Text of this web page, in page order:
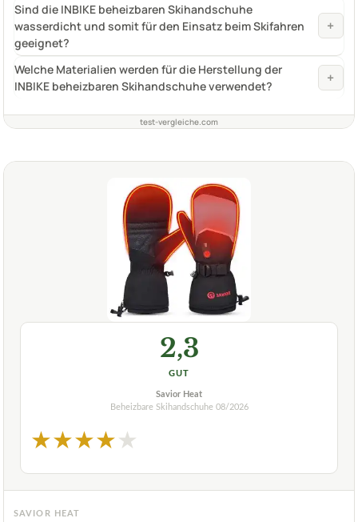
Sind die INBIKE beheizbaren Skihandschuhe
wasserdicht und somit für den Einsatz beim Skifahren
geeignet?
+
Welche Materialien werden für die Herstellung der
INBIKE beheizbaren Skihandschuhe verwendet?
+
test-vergleiche.com
2,3
GUT
Savior Heat
Beheizbare Skihandschuhe 08/2026
★★★★★
SAVIOR HEAT